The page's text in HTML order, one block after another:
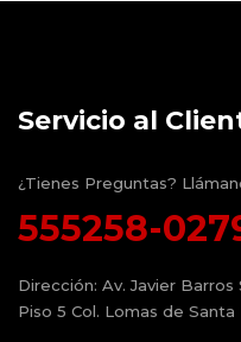
Servicio al
¿Tienes Preguntas?
555258-
Dirección: Av. Javier Barros
Piso 5 Col. Lomas de Santa